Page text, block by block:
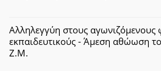
Αλληλεγγύη στους αγωνιζόμενους
εκπαιδευτικούς - Άμεση αθώωση
Ζ.Μ.